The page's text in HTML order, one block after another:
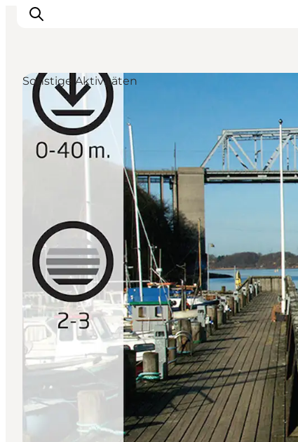
Erlebnisse
Essen und trinken
Unterkünfte
Veranstaltungen
Erlebnis buchen
Sonstige Aktivitäten